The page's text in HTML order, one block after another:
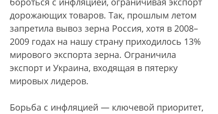
дорожающих товаров. Так, прошлым летом
запретила вывоз зерна Россия, хотя в 2008–
2009 годах на нашу страну приходилось 13%
мирового экспорта зерна. Ограничила
экспорт и Украина, входящая в пятерку
мировых лидеров.
Борьба с инфляцией — ключевой приоритет,